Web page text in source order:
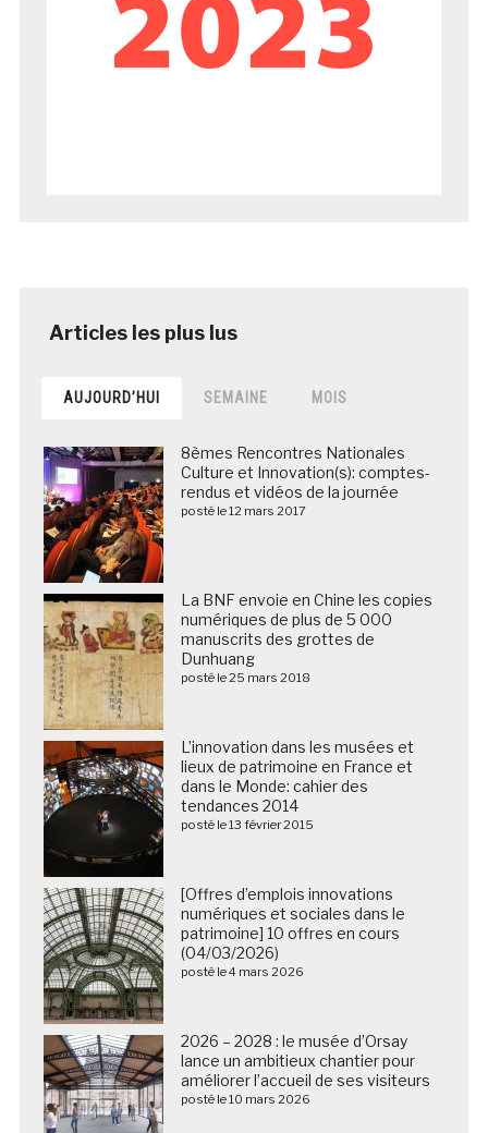
AUJOURD’HUI SEMAINE MOIS
8èmes Rencontres Nationales
Culture et Innovation(s): comptes-
rendus et vidéos de la journée
posté le 12 mars 2017
La BNF envoie en Chine les copies
numériques de plus de 5 000
manuscrits des grottes de
Dunhuang
posté le 25 mars 2018
L’innovation dans les musées et
lieux de patrimoine en France et
dans le Monde: cahier des
tendances 2014
posté le 13 février 2015
[Offres d’emplois innovations
numériques et sociales dans le
patrimoine] 10 offres en cours
(04/03/2026)
posté le 4 mars 2026
2026 – 2028 : le musée d’Orsay
lance un ambitieux chantier pour
améliorer l’accueil de ses visiteurs
posté le 10 mars 2026